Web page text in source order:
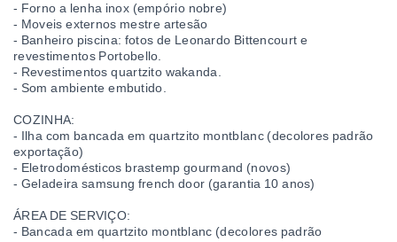
- Forno a lenha inox (empório nobre)
- Moveis externos mestre artesão
- Banheiro piscina: fotos de Leonardo Bittencourt e
revestimentos Portobello.
- Revestimentos quartzito wakanda.
- Som ambiente embutido.
COZINHA:
- Ilha com bancada em quartzito montblanc (decolores padrão
exportação)
- Eletrodomésticos brastemp gourmand (novos)
- Geladeira samsung french door (garantia 10 anos)
ÁREA DE SERVIÇO:
- Bancada em quartzito montblanc (decolores padrão